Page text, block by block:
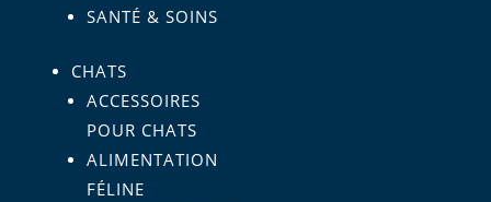
SANTÉ & SOINS
CHATS
ACCESSOIRES
POUR CHATS
ALIMENTATION
FÉLINE